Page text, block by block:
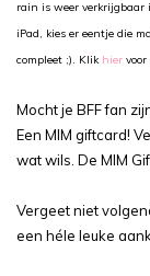
rain is weer verkrijgbaar
iPad, kies er eentje die
compleet ;). Klik hier
Mocht je BFF fan
Een MIM giftcard!
wat wils. De MIM
Vergeet niet
een héle leuke